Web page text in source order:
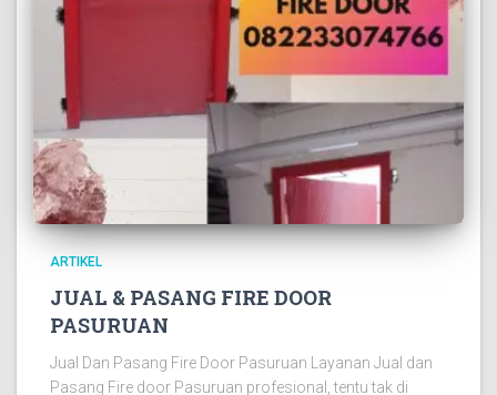
ARTIKEL
JUAL & PASANG FIRE DOOR
PASURUAN
Jual Dan Pasang Fire Door Pasuruan Layanan Jual dan
Pasang Fire door Pasuruan profesional, tentu tak di